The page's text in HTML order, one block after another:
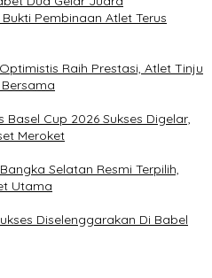
Pembinaan Atlet Terus
Raih Prestasi, Atlet Tinju
Basel Cup 2026 Sukses Digelar,
Meroket
Selatan Resmi Terpilih,
Utama
Diselenggarakan Di Babel